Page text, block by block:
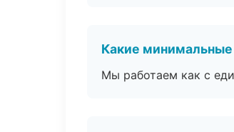
Какие
Мы работаем как с